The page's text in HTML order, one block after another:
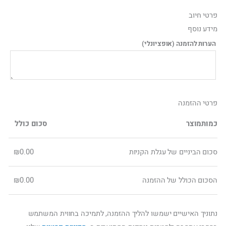
לתוכןפרטי חיוב‫
מידע נוסף
הערות להזמנה (אופציונלי)
פרטי ההזמנה
מוצרכמות סכום כולל
סכום הביניים של עגלת הקניות ₪0.00
הסכום הכולל של ההזמנה ₪0.00
נתוניך האישיים ישמשו להליך ההזמנה, לתמיכה בחווית המשתמש